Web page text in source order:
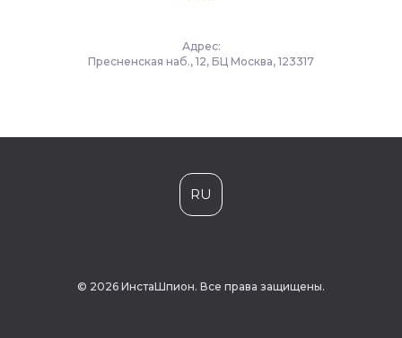
Адрес:
Пресненская наб., 12, БЦ Москва, 123317
RU
© 2026 ИнстаШпион. Все права защищены.